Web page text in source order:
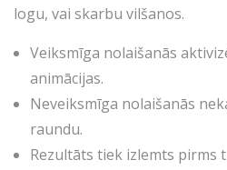
logu, vai skarbu vilšanos.
Veiksmīga nolaišanās
animācijas.
Neveiksmīga nolaišanās
raundu.
Rezultāts tiek izlemts pirms